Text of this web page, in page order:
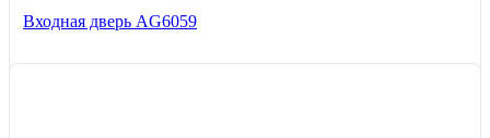
Входная дверь AG6059